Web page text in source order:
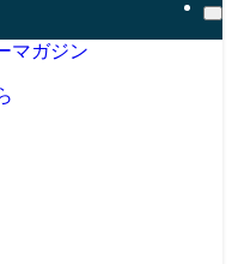
マガジン